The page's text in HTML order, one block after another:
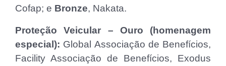
Cofap; e Bronze, Nakata.
Proteção Veicular – Ouro (homenagem
especial): Global Associação de Benefícios,
Facility Associação de Benefícios, Exodus